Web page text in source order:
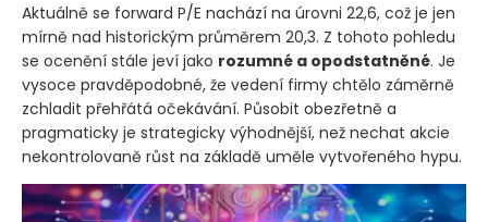
Aktuálně se forward P/E nachází na úrovni 22,6, což je jen
mírně nad historickým průměrem 20,3. Z tohoto pohledu
se ocenění stále jeví jako rozumné a opodstatněné. Je
vysoce pravděpodobné, že vedení firmy chtělo záměrně
zchladit přehřátá očekávání. Působit obezřetně a
pragmaticky je strategicky výhodnější, než nechat akcie
nekontrolovaně růst na základě uměle vytvořeného hypu.